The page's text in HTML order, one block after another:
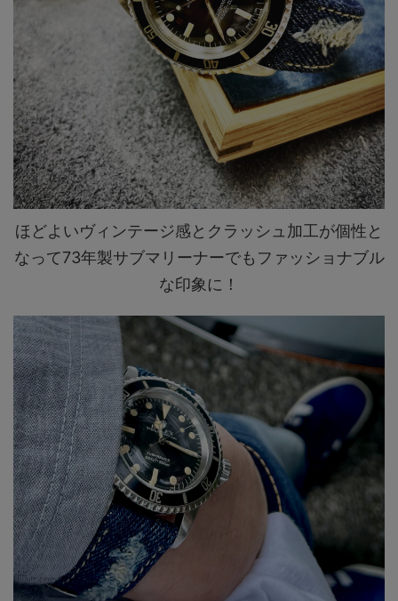
ほどよいヴィンテージ感とクラッシュ加工が個性と
なって73年製サブマリーナーでもファッショナブル
な印象に！